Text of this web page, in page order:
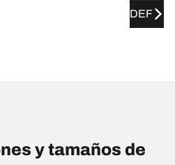
DEF
y tamaños de